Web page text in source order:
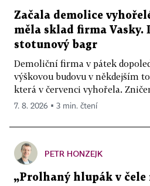
Začala demolice
měla sklad firma Vasky.
stotunový bagr
Demoliční firma v pátek
výškovou budovu v někdejším
která v červenci vyhořela.
7. 8. 2026 ▪ 3 min. čtení
PETR HONZEJK
„Prolhaný hlupák v